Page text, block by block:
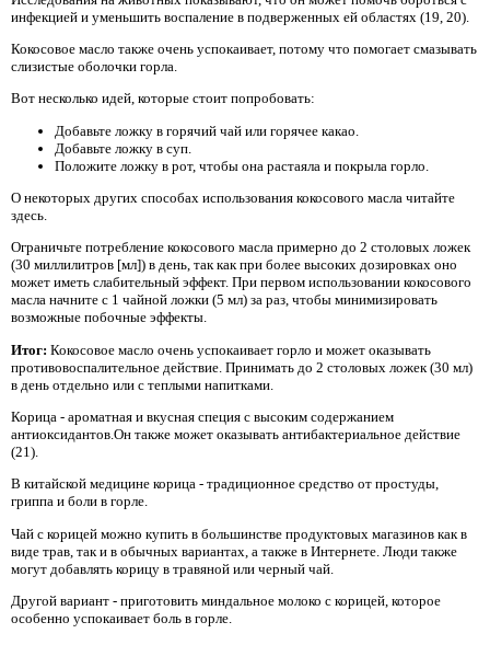
инфекцией и уменьшить воспаление в подверженных ей областях (19, 20).
Кокосовое масло также очень успокаивает, потому что помогает смазывать
слизистые оболочки горла.
Вот несколько идей, которые стоит попробовать:
Добавьте ложку в горячий чай или горячее какао.
Добавьте ложку в суп.
Положите ложку в рот, чтобы она растаяла и покрыла горло.
О некоторых других способах использования кокосового масла читайте
здесь.
Ограничьте потребление кокосового масла примерно до 2 столовых ложек
(30 миллилитров [мл]) в день, так как при более высоких дозировках оно
может иметь слабительный эффект. При первом использовании кокосового
масла начните с 1 чайной ложки (5 мл) за раз, чтобы минимизировать
возможные побочные эффекты.
Итог: Кокосовое масло очень успокаивает горло и может оказывать
противовоспалительное действие. Принимать до 2 столовых ложек (30 мл)
в день отдельно или с теплыми напитками.
Корица - ароматная и вкусная специя с высоким содержанием
антиоксидантов.Он также может оказывать антибактериальное действие
(21).
В китайской медицине корица - традиционное средство от простуды,
гриппа и боли в горле.
Чай с корицей можно купить в большинстве продуктовых магазинов как в
виде трав, так и в обычных вариантах, а также в Интернете. Люди также
могут добавлять корицу в травяной или черный чай.
Другой вариант - приготовить миндальное молоко с корицей, которое
особенно успокаивает боль в горле.